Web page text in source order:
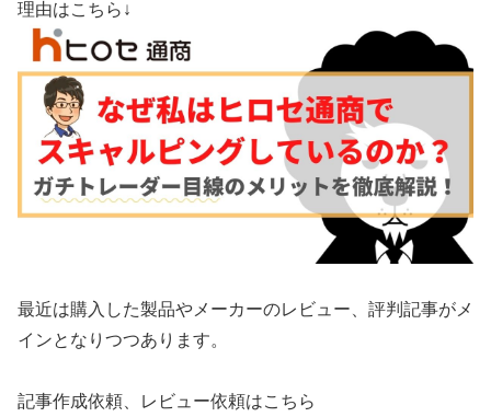
理由はこちら↓
最近は購入した製品やメーカーのレビュー、評判記事がメ
インとなりつつあります。
記事作成依頼、レビュー依頼はこちら